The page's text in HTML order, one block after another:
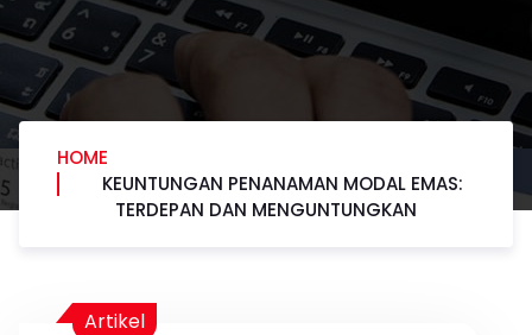
HOME
KEUNTUNGAN PENANAMAN MODAL EMAS:
TERDEPAN DAN MENGUNTUNGKAN
Artikel